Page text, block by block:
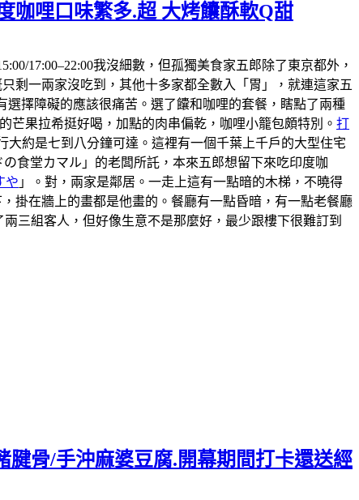
咖哩口味繁多.超 大烤饢酥軟Q甜
17:00–22:00我沒細數，但孤獨美食家五郎除了東京都外，
剩一兩家沒吃到，其他十多家都全數入「胃」，就連這家五
擇障礙的應該很痛苦。選了饢和咖哩的套餐，瞎點了兩種
果拉希挺好喝，加點的肉串偏乾，咖哩小籠包頗特別。 打
約是七到八分鐘可達。這裡有一個千葉上千戶的大型住宅
食堂カマル」的老闆所託，本來五郎想留下來吃印度咖
や 」。對，兩家是鄰居。一走上這有一點暗的木梯，不曉得
掛在牆上的畫都是他畫的。餐廳有一點昏暗，有一點老餐廳
三組客人，但好像生意不是那麼好，最少跟樓下很難訂到
腱骨/手沖麻婆豆腐.開幕期間打卡還送經